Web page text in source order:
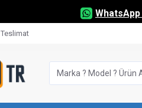
WhatsApp
Teslimat